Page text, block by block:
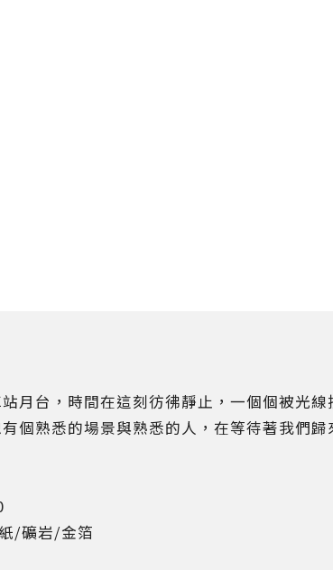
月台，時間在這刻彷彿靜止，一個個被光
個熟悉的場景與熟悉的人，在等待著我們
/礦岩/金箔